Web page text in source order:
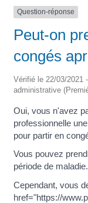
Question-réponse
Peut-on
congés
Vérifié le 22/03/2021
administrative
Oui, vous n'avez
professionnelle
pour partir en
Vous pouvez
période de maladie.
Cependant, vous
href="https://